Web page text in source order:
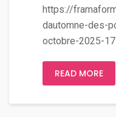
https://
dautomne-des-
octobre-2025-
READ MORE